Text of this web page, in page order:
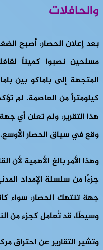
والحافلات
بعد إعلان الحصار، أصبح
مسلحين نصبوا كميناً
كيلومتراً من العاصمة. لم
هذا التقرير، ولم تعلن أي
وقع في سياق الحصار الأوسع.
وهذا الأمر بالغ الأهمية
جزءًا من سلسلة الإمداد
جهة تنتهك الحصار، سواء
وسيطًا، قد تُعامل كجزء من
وتشير التقارير عن احتراق